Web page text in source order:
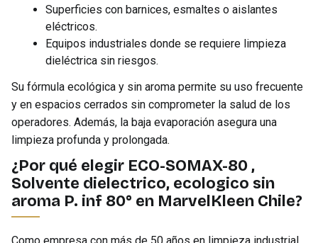
Superficies con barnices, esmaltes o aislantes
eléctricos.
Equipos industriales donde se requiere limpieza
dieléctrica sin riesgos.
Su fórmula ecológica y sin aroma permite su uso frecuente
y en espacios cerrados sin comprometer la salud de los
operadores. Además, la baja evaporación asegura una
limpieza profunda y prolongada.
¿Por qué elegir ECO-SOMAX-80 ,
Solvente dielectrico, ecologico sin
aroma P. inf 80° en MarvelKleen Chile?